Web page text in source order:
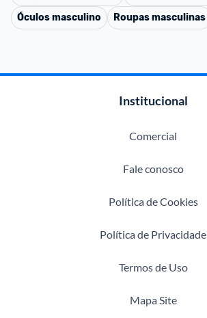
Óculos masculino
Roupas masculinas
Institucional
Comercial
Fale conosco
Política de Cookies
Política de Privacidade
Termos de Uso
Mapa Site